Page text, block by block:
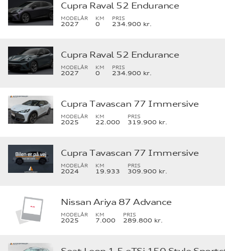
Cupra Raval 52 Endurance
MODELÅR
2027
KM
0
PRIS
234.900 kr.
Cupra Raval 52 Endurance
MODELÅR
2027
KM
0
PRIS
234.900 kr.
Cupra Tavascan 77 Immersive
MODELÅR
2025
KM
22.000
PRIS
319.900 kr.
Cupra Tavascan 77 Immersive
MODELÅR
2024
KM
19.933
PRIS
309.900 kr.
Nissan Ariya 87 Advance
MODELÅR
2025
KM
7.000
PRIS
289.800 kr.